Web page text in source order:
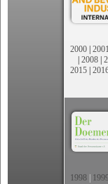
2000 | 2001
| 2008 |
2015 |
1998